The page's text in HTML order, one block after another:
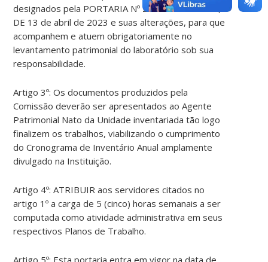
designados pela PORTARIA Nº 27/2023/CCR/CBS,
DE 13 de abril de 2023 e suas alterações, para que
acompanhem e atuem obrigatoriamente no
levantamento patrimonial do laboratório sob sua
responsabilidade.
Artigo 3º: Os documentos produzidos pela
Comissão deverão ser apresentados ao Agente
Patrimonial Nato da Unidade inventariada tão logo
finalizem os trabalhos, viabilizando o cumprimento
do Cronograma de Inventário Anual amplamente
divulgado na Instituição.
Artigo 4º: ATRIBUIR aos servidores citados no
artigo 1º a carga de 5 (cinco) horas semanais a ser
computada como atividade administrativa em seus
respectivos Planos de Trabalho.